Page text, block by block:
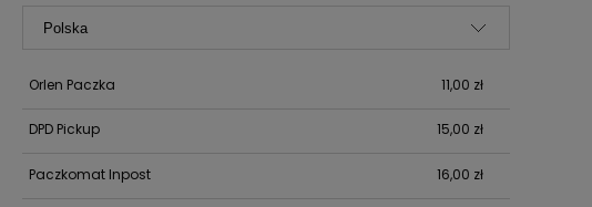
Orlen Paczka 11,00 zł
DPD Pickup 15,00 zł
Paczkomat Inpost 16,00 zł